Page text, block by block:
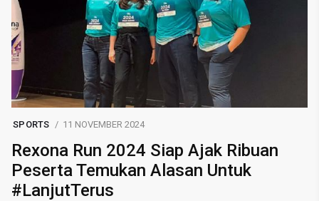
SPORTS 11 NOVEMBER 2024
Rexona Run 2024 Siap Ajak Ribuan
Peserta Temukan Alasan Untuk
#LanjutTerus